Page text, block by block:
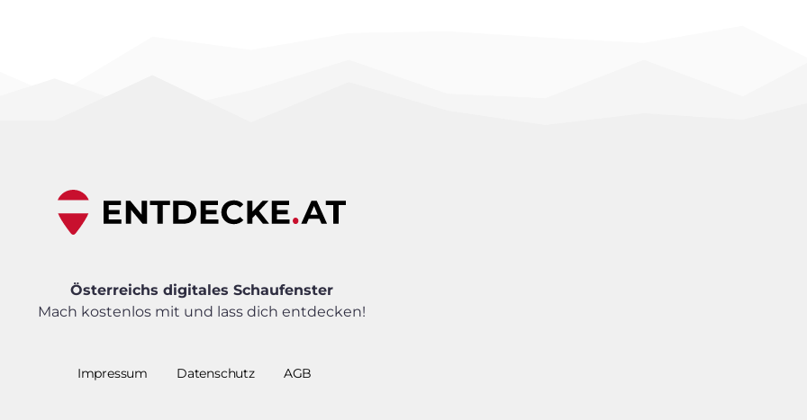
Österreichs digitales Schaufenster
Mach kostenlos mit und lass dich entdecken!
Impressum Datenschutz AGB